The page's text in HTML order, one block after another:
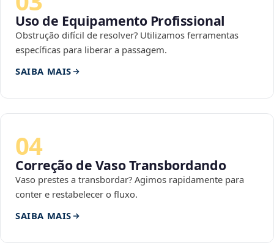
Uso de Equipamento Profissional
Obstrução difícil de resolver? Utilizamos ferramentas
específicas para liberar a passagem.
SAIBA MAIS
04
Correção de Vaso Transbordando
Vaso prestes a transbordar? Agimos rapidamente para
conter e restabelecer o fluxo.
SAIBA MAIS